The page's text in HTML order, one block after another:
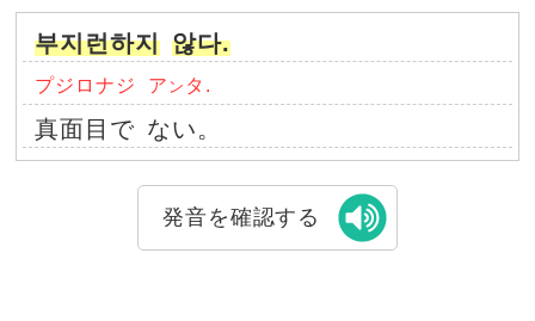
부지런하지 않다.
プジロナジ ア ン タ.
真面目で ない。
発音を確認する